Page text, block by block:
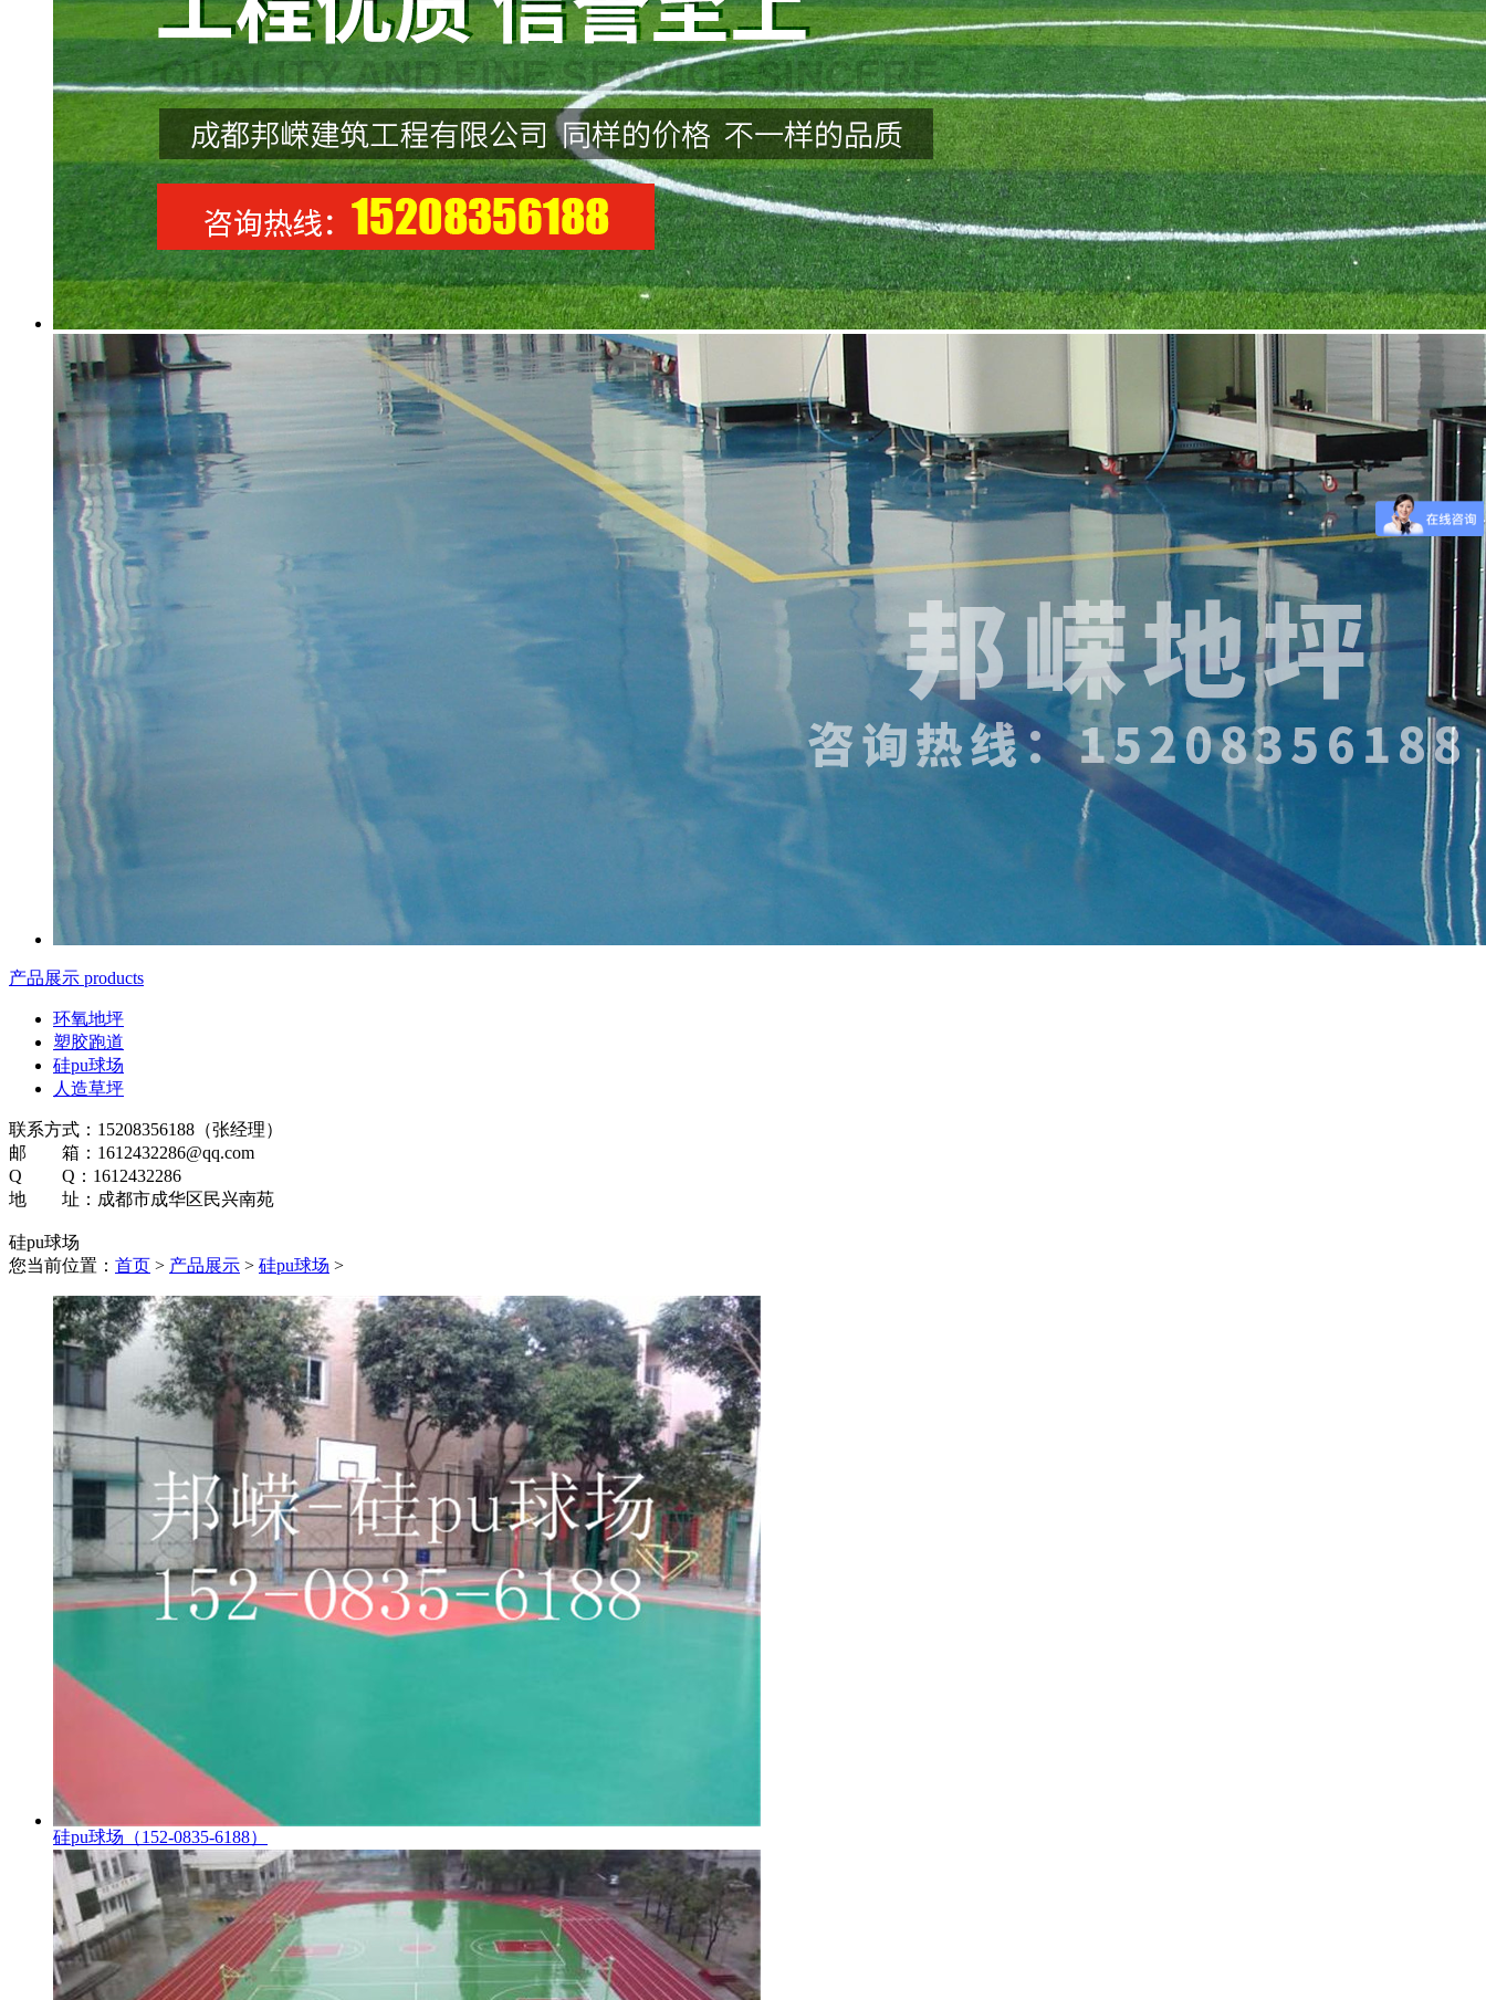
产品展示 products
环氧地坪
塑胶跑道
硅pu球场
人造草坪
联系方式：15208356188（张经理）
邮 箱：1612432286@qq.com
Q Q：1612432286
地 址：成都市成华区民兴南苑
硅pu球场
您当前位置： 首页 > 产品展示 > 硅pu球场 >
硅pu球场（152-0835-6188）